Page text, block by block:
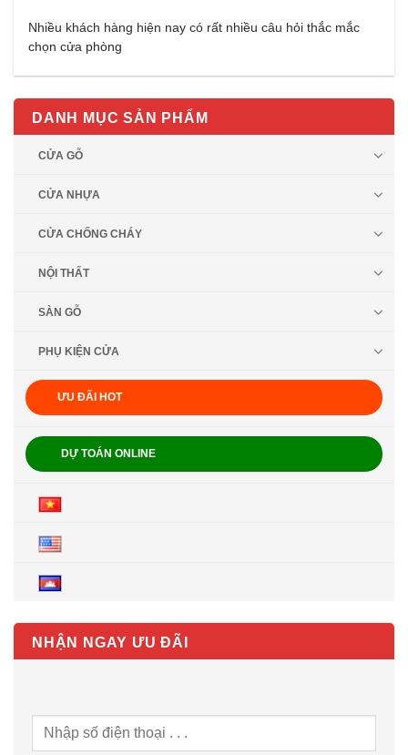
Nhiều khách hàng hiện nay có rất nhiều câu hỏi thắc mắc
chọn cửa phòng
DANH MỤC SẢN PHẨM
CỬA GỖ
CỬA NHỰA
CỬA CHỐNG CHÁY
NỘI THẤT
SÀN GỖ
PHỤ KIỆN CỬA
ƯU ĐÃI HOT
DỰ TOÁN ONLINE
NHẬN NGAY ƯU ĐÃI